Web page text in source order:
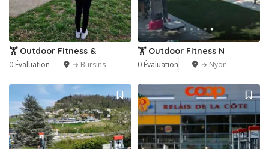
🏋️ Outdoor Fitness &
0 Évaluation ➔ Bursins
🏋️ Outdoor Fitness N
0 Évaluation ➔ Nyon